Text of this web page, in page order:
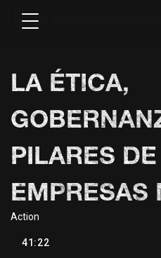
LA ÉTICA,
PILARES
EMPRESAS
Action
41:22